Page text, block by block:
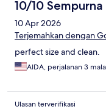
10/10 Sempurna
10 Apr 2026
Terjemahkan dengan
perfect size and clean.
AIDA, perjalanan 3
Ulasan terverifikasi